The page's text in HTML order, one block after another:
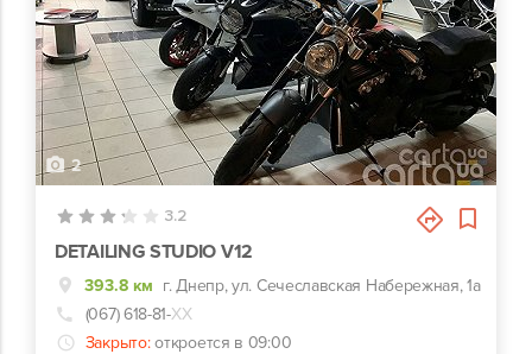
2
3.2
DETAILING STUDIO V12
393.8 км г. Днепр, ул. Сечеславская Набережная, 1а
(067) 618-81-ХХ
Закрыто: откроется в 09:00